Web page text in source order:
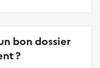
bon dossier
?